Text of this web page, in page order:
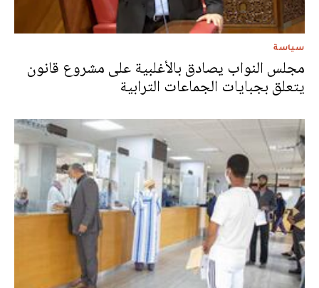
سياسة
مجلس النواب يصادق بالأغلبية على مشروع قانون
يتعلق بجبايات الجماعات الترابية